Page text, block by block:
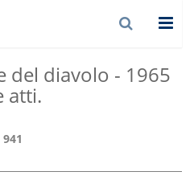
del diavolo - 1965
atti.
941